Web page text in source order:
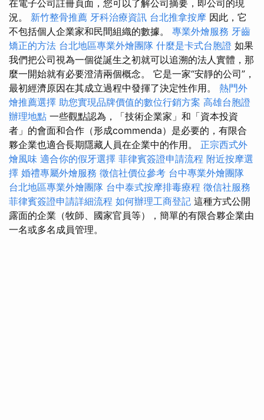
在電子公司註冊頁面，您可以了解公司摘要，即公司的現
況。 新竹整骨推薦 牙科治療資訊 台北推拿按摩 因此，它
不包括個人企業家和民間組織的數據。 專業外燴服務 牙齒
矯正的方法 台北地區專業外燴團隊 什麼是卡式台胞證 如果
我們把公司視為一個從誕生之初就可以追溯的法人實體，那
麼一開始就有必要澄清兩個概念。 它是一家“安靜的公司”，
最初經濟原因在其成立過程中發揮了決定性作用。 熱門外
燴推薦選擇 助您實現品牌價值的數位行銷方案 高雄台胞證
辦理地點 一些觀點認為，「技術企業家」和「資本投資
者」的會面和合作（形成commenda）是必要的，有限合
夥企業也適合長期隱藏人員在企業中的作用。 正宗西式外
燴風味 適合你的假牙選擇 菲律賓簽證申請流程 附近按摩選
擇 婚禮專屬外燴服務 徵信社價位參考 台中專業外燴團隊
台北地區專業外燴團隊 台中泰式按摩排毒療程 徵信社服務
菲律賓簽證申請詳細流程 如何辦理工商登記 這種方式公開
露面的企業（牧師、國家官員等），簡單的有限合夥企業由
一名或多名成員管理。